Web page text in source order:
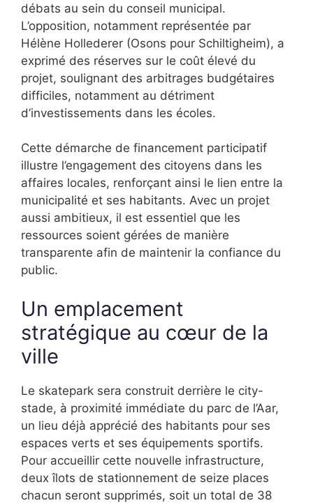
débats au sein du conseil municipal.
L’opposition, notamment représentée par
Hélène Hollederer (Osons pour Schiltigheim), a
exprimé des réserves sur le coût élevé du
projet, soulignant des arbitrages budgétaires
difficiles, notamment au détriment
d’investissements dans les écoles.
Cette démarche de financement participatif
illustre l’engagement des citoyens dans les
affaires locales, renforçant ainsi le lien entre la
municipalité et ses habitants. Avec un projet
aussi ambitieux, il est essentiel que les
ressources soient gérées de manière
transparente afin de maintenir la confiance du
public.
Un emplacement
stratégique au cœur de la
ville
Le skatepark sera construit derrière le city-
stade, à proximité immédiate du parc de l’Aar,
un lieu déjà apprécié des habitants pour ses
espaces verts et ses équipements sportifs.
Pour accueillir cette nouvelle infrastructure,
deux îlots de stationnement de seize places
chacun seront supprimés, soit un total de 38